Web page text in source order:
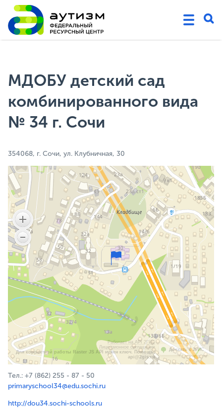
МДОБУ детский сад
комбинированного вида
№ 34 г. Сочи
354068, г. Сочи, ул. Клубничная, 30
Работает на API 2ГИС
Лицензионное соглашение
Для корректной работы Raster JS API нужен ключ. Помощь:
api@2gis.ru
Доехать с 2ГИС
Тел.: +7 (862) 255 - 87 - 50
primaryschool34@edu.sochi.ru
http://dou34.sochi-schools.ru